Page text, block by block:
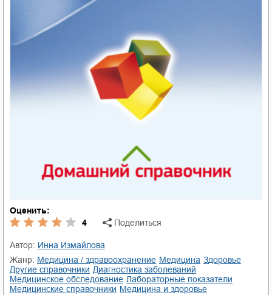
Оценить:
4
Поделиться
Автор:
Инна Измайлова
Жанр:
медицина / здравоохранение медицина
здоровье
другие справочники
диагностика заболеваний
медицинское обследование
лабораторные показатели
медицинские справочники
медицина и здоровье